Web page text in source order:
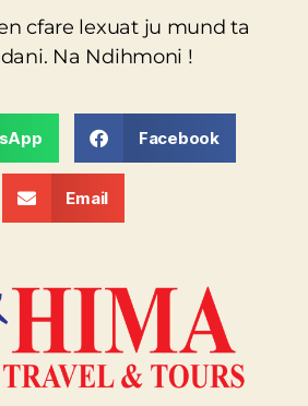
cfare lexuat ju mund ta
Na Ndihmoni !
Facebook
Email